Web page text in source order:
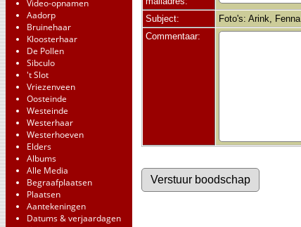
Video-opnamen
Aadorp
Bruinehaar
Kloosterhaar
De Pollen
Sibculo
't Slot
Vriezenveen
Oosteinde
Westeinde
Westerhaar
Westerhoeven
Elders
Albums
Alle Media
Begraafplaatsen
Plaatsen
Aantekeningen
Datums & verjaardagen
Subject:
Foto's: Arink, Fenna
Commentaar: